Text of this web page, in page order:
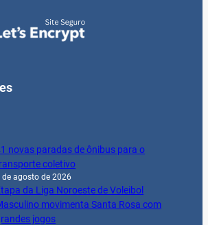
novas paradas de ônibus para o
coletivo
de agosto de 2026
da Liga Noroeste de Voleibol
movimenta Santa Rosa com
jogos